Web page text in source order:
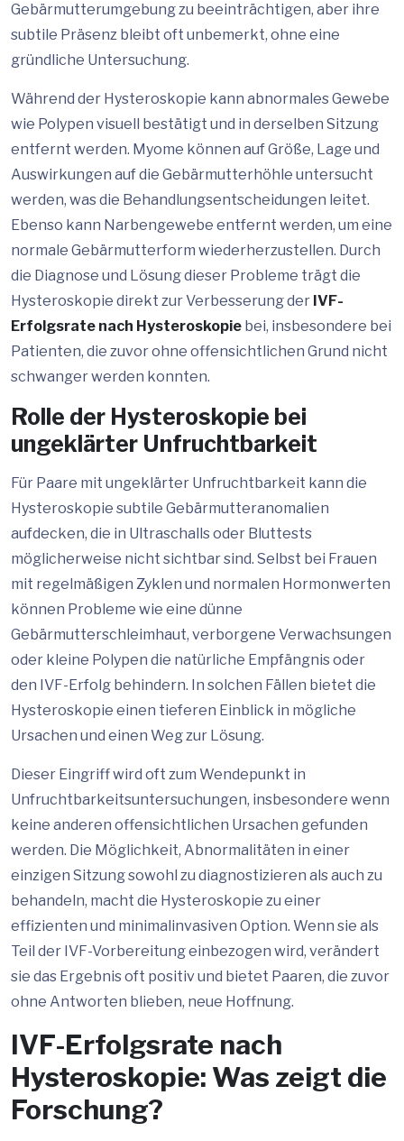
Gebärmutterumgebung zu beeinträchtigen, aber ihre
subtile Präsenz bleibt oft unbemerkt, ohne eine
gründliche Untersuchung.
Während der Hysteroskopie kann abnormales Gewebe
wie Polypen visuell bestätigt und in derselben Sitzung
entfernt werden. Myome können auf Größe, Lage und
Auswirkungen auf die Gebärmutterhöhle untersucht
werden, was die Behandlungsentscheidungen leitet.
Ebenso kann Narbengewebe entfernt werden, um eine
normale Gebärmutterform wiederherzustellen. Durch
die Diagnose und Lösung dieser Probleme trägt die
Hysteroskopie direkt zur Verbesserung der IVF-
Erfolgsrate nach Hysteroskopie bei, insbesondere bei
Patienten, die zuvor ohne offensichtlichen Grund nicht
schwanger werden konnten.
Rolle der Hysteroskopie bei
ungeklärter Unfruchtbarkeit
Für Paare mit ungeklärter Unfruchtbarkeit kann die
Hysteroskopie subtile Gebärmutteranomalien
aufdecken, die in Ultraschalls oder Bluttests
möglicherweise nicht sichtbar sind. Selbst bei Frauen
mit regelmäßigen Zyklen und normalen Hormonwerten
können Probleme wie eine dünne
Gebärmutterschleimhaut, verborgene Verwachsungen
oder kleine Polypen die natürliche Empfängnis oder
den IVF-Erfolg behindern. In solchen Fällen bietet die
Hysteroskopie einen tieferen Einblick in mögliche
Ursachen und einen Weg zur Lösung.
Dieser Eingriff wird oft zum Wendepunkt in
Unfruchtbarkeitsuntersuchungen, insbesondere wenn
keine anderen offensichtlichen Ursachen gefunden
werden. Die Möglichkeit, Abnormalitäten in einer
einzigen Sitzung sowohl zu diagnostizieren als auch zu
behandeln, macht die Hysteroskopie zu einer
effizienten und minimalinvasiven Option. Wenn sie als
Teil der IVF-Vorbereitung einbezogen wird, verändert
sie das Ergebnis oft positiv und bietet Paaren, die zuvor
ohne Antworten blieben, neue Hoffnung.
IVF-Erfolgsrate nach
Hysteroskopie: Was zeigt die
Forschung?